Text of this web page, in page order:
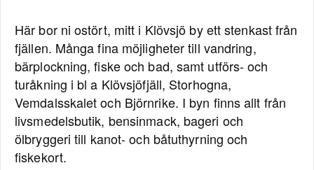
Här bor ni ostört, mitt i Klövsjö by ett stenkast från
fjällen. Många fina möjligheter till vandring,
bärplockning, fiske och bad, samt utförs- och
turåkning i bl a Klövsjöfjäll, Storhogna,
Vemdalsskalet och Björnrike. I byn finns allt från
livsmedelsbutik, bensinmack, bageri och
ölbryggeri till kanot- och båtuthyrning och
fiskekort.